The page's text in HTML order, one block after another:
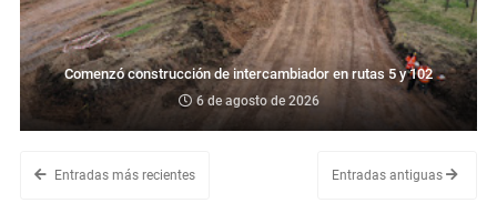
Comenzó construcción de intercambiador en rutas 5 y 102
6 de agosto de 2026
Entradas más recientes Entradas antiguas